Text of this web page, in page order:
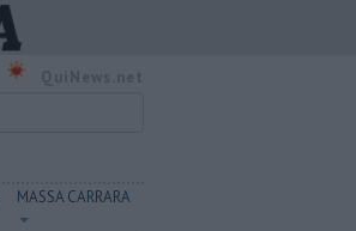
MASSA CARRARA